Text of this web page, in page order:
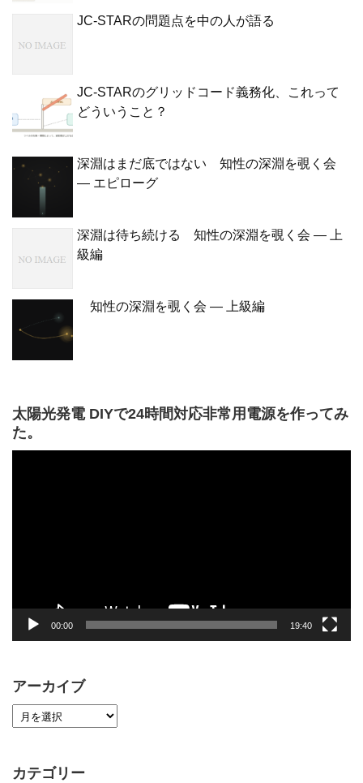
JC-STARの問題点を中の人が語る
JC-STARのグリッドコード義務化、これって
どういうこと？
深淵はまだ底ではない 知性の深淵を覗く会
— エピローグ
深淵は待ち続ける 知性の深淵を覗く会 — 上
級編
知性の深淵を覗く会 — 上級編
太陽光発電 DIYで24時間対応非常用電源を作ってみ
た。
00:00 19:40
アーカイブ
カテゴリー